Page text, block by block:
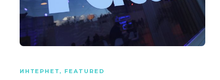
ИНТЕРНЕТ, FEATURED